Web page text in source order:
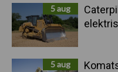
5 aug
5 aug